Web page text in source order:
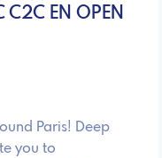
C2C EN OPEN
Paris! Deep
you to